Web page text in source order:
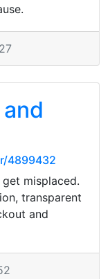
4899432
misplaced.
transparent
and